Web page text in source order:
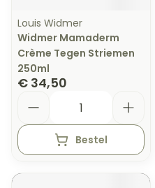
Louis Widmer
Widmer Mamaderm
Crème Tegen Striemen
250ml
€ 34,50
Bestel